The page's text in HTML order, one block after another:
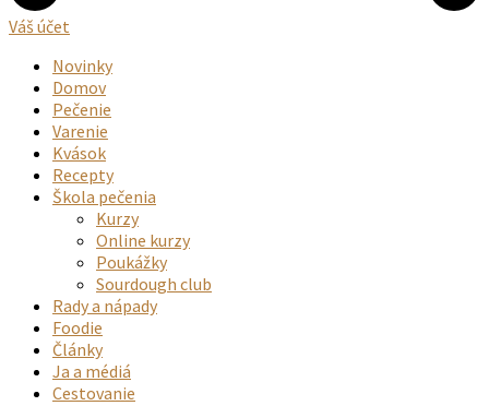
Váš účet
Novinky
Domov
Pečenie
Varenie
Kvások
Recepty
Škola pečenia
Kurzy
Online kurzy
Poukážky
Sourdough club
Rady a nápady
Foodie
Články
Ja a médiá
Cestovanie